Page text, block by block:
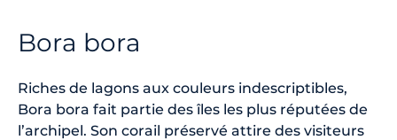
Bora bora
Riches de lagons aux couleurs indescriptibles,
Bora bora fait partie des îles les plus réputées de
l’archipel. Son corail préservé attire des visiteurs